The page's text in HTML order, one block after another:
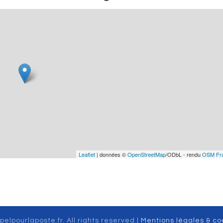
Leaflet | données ©OpenStreetMap/ODbL - renduOSM
All rights reserved | Mentions légales &